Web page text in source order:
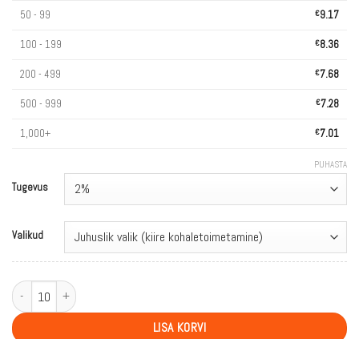
50 - 99 €9.17
100 - 199 €8.36
200 - 499 €7.68
500 - 999 €7.28
1,000+ €7.01
Tugevus
Valikud
PUHASTA
WASPE AIVIOU 60000 Puffs Triple Tastes Digital Screen Bulk Buy 60K
LISA KORVI